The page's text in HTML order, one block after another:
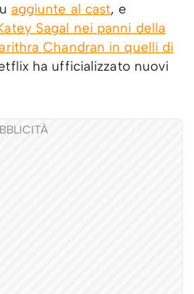
aggiunte al cast, e
Sagal nei panni della
Chandran in quelli di
ha ufficializzato nuovi